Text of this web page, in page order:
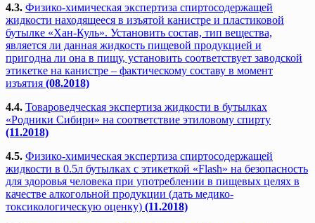
4.3. Физико-химическая экспертиза спиртосодержащей
жидкости находящееся в изъятой канистре и пластиковой
бутылке «Хан-Куль». Установить состав, тип вещества,
является ли данная жидкость пищевой продукцией и
пригодна ли она в пищу, установить соответствует заводской
этикетке на канистре – фактическому составу в момент
изъятия (08.2018)
4.4. Товароведческая экспертиза жидкости в бутылках
«Родники Сибири» на соответствие этиловому спирту
(11.2018)
4.5. Физико-химическая экспертиза спиртосодержащей
жидкости в 0.5л бутылках с этикеткой «Flash» на безопасность
для здоровья человека при употреблении в пищевых целях в
качестве алкогольной продукции (дать медико-
токсикологическую оценку) (11.2018)